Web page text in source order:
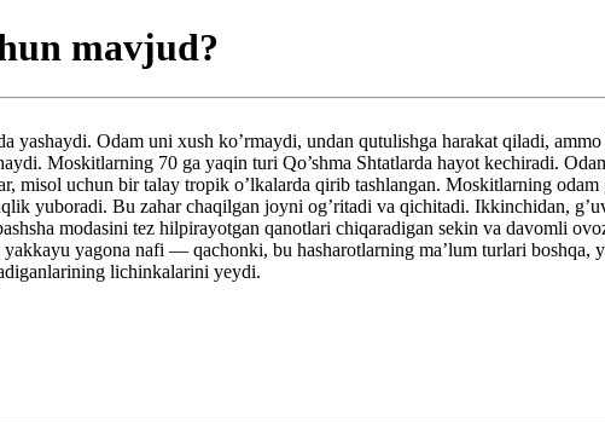
mavjud?
yashaydi. Odam uni xush ko’rmaydi, undan qutulishga harakat qiladi,
Moskitlarning 70 ga yaqin turi Qo’shma Shtatlarda hayot kechiradi.
misol uchun bir talay tropik o’lkalarda qirib tashlangan. Moskitlarning
yuboradi. Bu zahar chaqilgan joyni og’ritadi va qichitadi. Ikkinchidan,
modasini tez hilpirayotgan qanotlari chiqaradigan sekin va davomli
yagona nafi — qachonki, bu hasharotlarning ma’lum turlari boshqa,
lichinkalarini yeydi.